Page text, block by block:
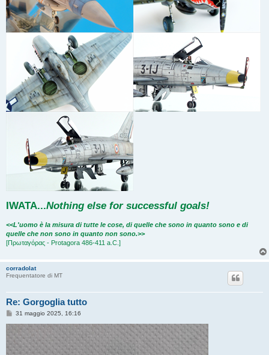
IWATA...Nothing else for successful goals!
<<L'uomo è la misura di tutte le cose, di quelle che sono in quanto sono e di
quelle che non sono in quanto non sono.>>
[Πρωταγόρας - Protagora 486-411 a.C.]
corradolat
Frequentatore di MT
Re: Gorgoglia tutto
M
s
s
a
g
31 maggio 2025, 16:16